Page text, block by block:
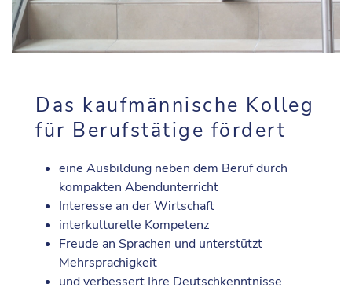
Das kaufmännische Kolleg
für Berufstätige fördert
eine Ausbildung neben dem Beruf durch
kompakten Abendunterricht
Interesse an der Wirtschaft
interkulturelle Kompetenz
Freude an Sprachen und unterstützt
Mehrsprachigkeit
und verbessert Ihre Deutschkenntnisse